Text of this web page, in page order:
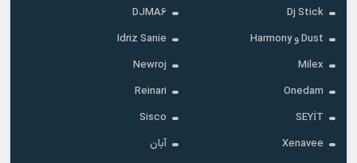
Dj Stick
DJMA6
Dust و Harmony
Idriz Sanie
Milex
Newroj
Onedam
Reinari
SEYİT
Sisco
Xenavee
آبان